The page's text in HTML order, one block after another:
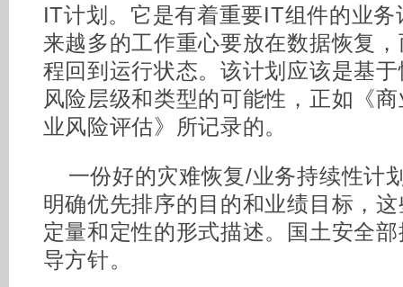
IT计划。它是有着重要IT组件的业
来越多的工作重心要放在数据恢复
程回到运行状态。该计划应该是基
风险层级和类型的可能性，正如《
业风险评估》所记录的。
一份好的灾难恢复/业务持续性计
明确优先排序的目的和业绩目标，
定量和定性的形式描述。国土安全
导方针。